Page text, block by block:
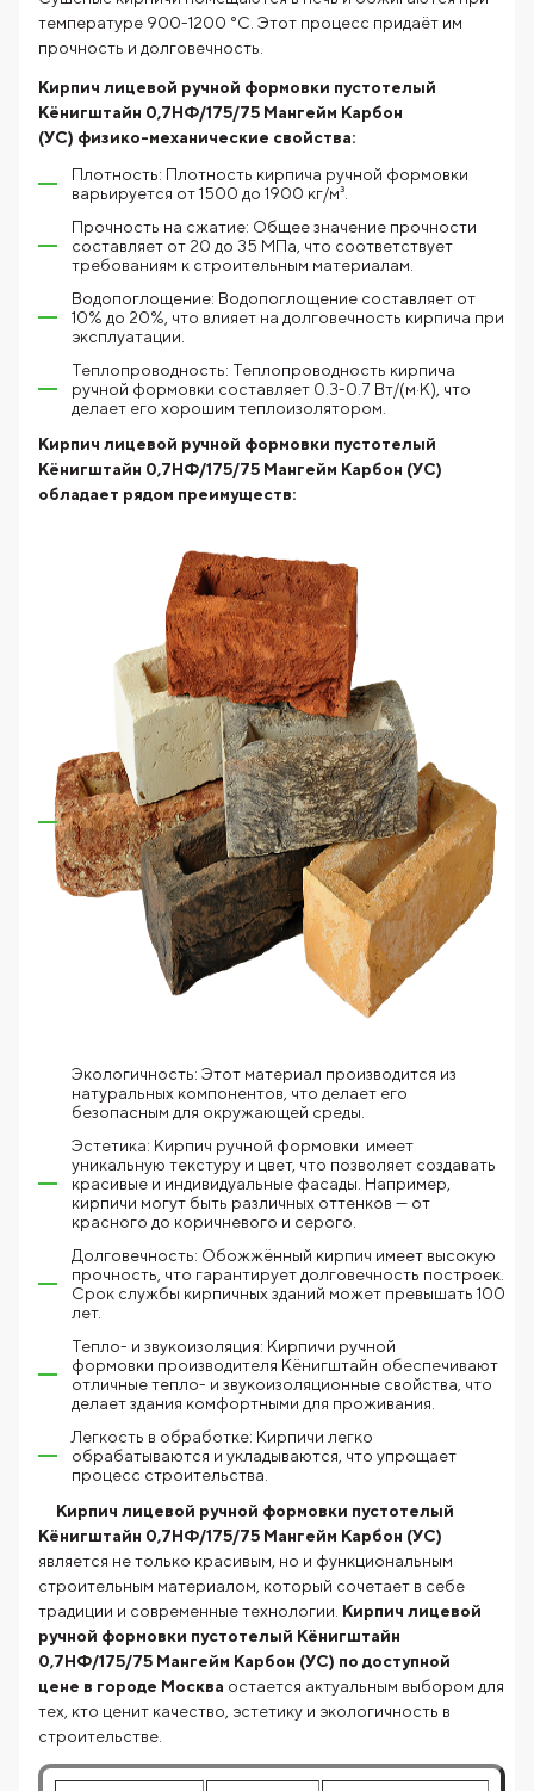
температуре 900-1200 °C. Этот процесс придаёт им
прочность и долговечность.
Кирпич лицевой ручной формовки пустотелый
Кёнигштайн 0,7НФ/175/75 Мангейм Карбон
(УС) физико-механические свойства:
Плотность: Плотность кирпича ручной формовки
варьируется от 1500 до 1900 кг/м³.
Прочность на сжатие: Общее значение прочности
составляет от 20 до 35 МПа, что соответствует
требованиям к строительным материалам.
Водопоглощение: Водопоглощение составляет от
10% до 20%, что влияет на долговечность кирпича при
эксплуатации.
Теплопроводность: Теплопроводность кирпича
ручной формовки составляет 0.3-0.7 Вт/(м·К), что
делает его хорошим теплоизолятором.
Кирпич лицевой ручной формовки пустотелый
Кёнигштайн 0,7НФ/175/75 Мангейм Карбон (УС)
обладает рядом преимуществ:
Экологичность: Этот материал производится из
натуральных компонентов, что делает его
безопасным для окружающей среды.
Эстетика: Кирпич ручной формовки имеет
уникальную текстуру и цвет, что позволяет создавать
красивые и индивидуальные фасады. Например,
кирпичи могут быть различных оттенков — от
красного до коричневого и серого.
Долговечность: Обожжённый кирпич имеет высокую
прочность, что гарантирует долговечность построек.
Срок службы кирпичных зданий может превышать 100
лет.
Тепло- и звукоизоляция: Кирпичи ручной
формовки производителя Кёнигштайн обеспечивают
отличные тепло- и звукоизоляционные свойства, что
делает здания комфортными для проживания.
Легкость в обработке: Кирпичи легко
обрабатываются и укладываются, что упрощает
процесс строительства.
Кирпич лицевой ручной формовки пустотелый
Кёнигштайн 0,7НФ/175/75 Мангейм Карбон (УС)
является не только красивым, но и функциональным
строительным материалом, который сочетает в себе
традиции и современные технологии. Кирпич лицевой
ручной формовки пустотелый Кёнигштайн
0,7НФ/175/75 Мангейм Карбон (УС) по доступной
цене в городе Москва остается актуальным выбором для
тех, кто ценит качество, эстетику и экологичность в
строительстве.